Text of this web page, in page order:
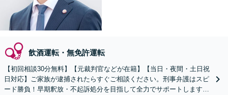
飲酒運転・無免許運転
【初回相談30分無料】【元裁判官などが在籍】【当日・夜間・土日祝
日対応】ご家族が逮捕されたらすぐご相談ください。刑事弁護はスピ
ード勝負！早期釈放・不起訴処分を目指して全力でサポートします。